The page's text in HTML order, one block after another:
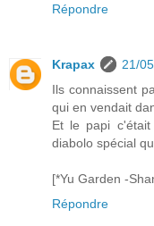
Répondre
Krapax
21/
Ils connaissent
qui en vendait
Et le papi
diabolo spécial
[*Yu Garden -
Répondre